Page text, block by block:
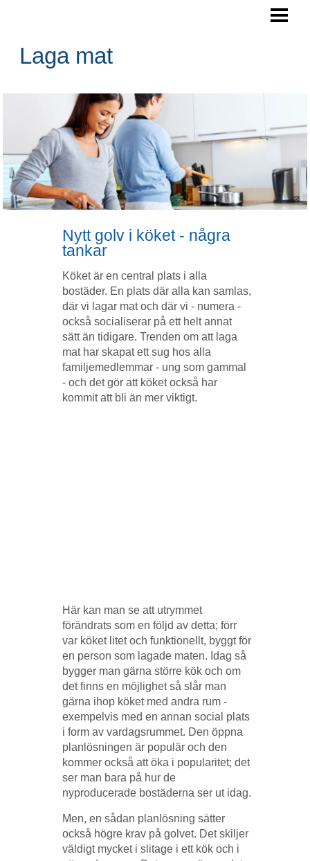
NYTTIGA RÅVAROR
Laga mat
Nytt golv i köket - några
tankar
Köket är en central plats i alla
bostäder. En plats där alla kan samlas,
där vi lagar mat och där vi - numera -
också socialiserar på ett helt annat
sätt än tidigare. Trenden om att laga
mat har skapat ett sug hos alla
familjemedlemmar - ung som gammal
- och det gör att köket också har
kommit att bli än mer viktigt.
Här kan man se att utrymmet
förändrats som en följd av detta; förr
var köket litet och funktionellt, byggt för
en person som lagade maten. Idag så
bygger man gärna större kök och om
det finns en möjlighet så slår man
gärna ihop köket med andra rum -
exempelvis med en annan social plats
i form av vardagsrummet. Den öppna
planlösningen är populär och den
kommer också att öka i popularitet; det
ser man bara på hur de
nyproducerade bostäderna ser ut idag.
Men, en sådan planlösning sätter
också högre krav på golvet. Det skiljer
väldigt mycket i slitage i ett kök och i